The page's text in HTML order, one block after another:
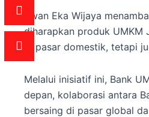
Irwan Eka Wijaya
diharapkan produk UMKM
di pasar domestik, tetapi
Melalui inisiatif ini, Bank
depan, kolaborasi antara
bersaing di pasar global